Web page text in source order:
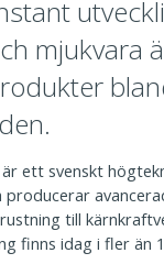
mjukvara
är ett svenskt
producerar
till
finns idag i fler än